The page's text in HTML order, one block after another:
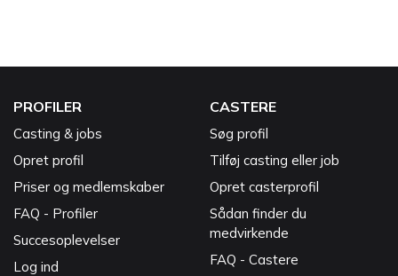
PROFILER
Casting & jobs
Opret profil
Priser og medlemskaber
FAQ - Profiler
Succesoplevelser
Log ind
CASTERE
Søg profil
Tilføj casting eller job
Opret casterprofil
Sådan finder du
medvirkende
FAQ - Castere